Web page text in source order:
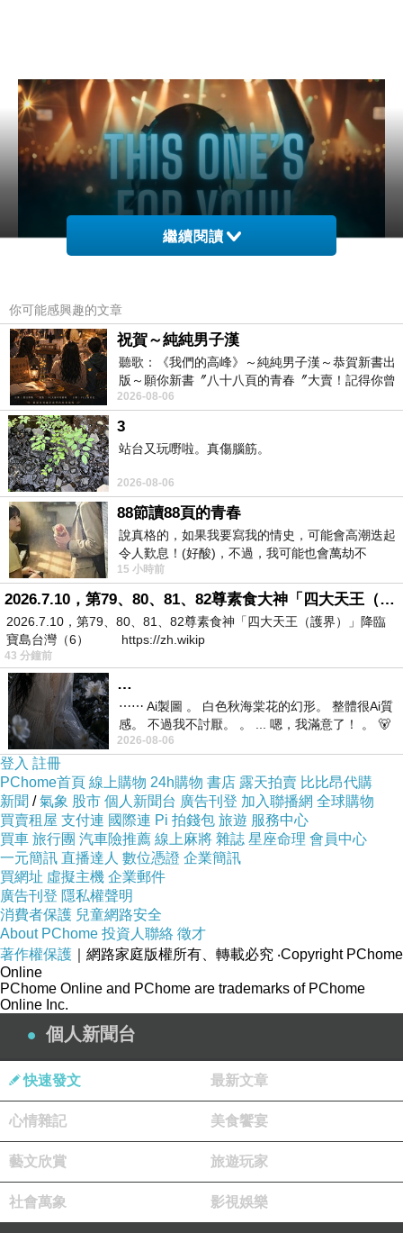
上一篇：聽歌：【鏡の速度】
繼續閱讀
你可能感興趣的文章
祝賀～純純男子漢
聽歌：《我們的高峰》～純純男子漢～恭賀新書出
版～願你新書〞八十八頁的青春〞大賣！記得你曾
經在我的版留言…「好讚的圖^^感覺大家
2026-08-06
3
站台又玩嘢啦。真傷腦筋。
2026-08-06
88節讀88頁的青春
說真格的，如果我要寫我的情史，可能會高潮迭起
令人歎息！(好酸)，不過，我可能也會萬劫不
復...，每天跪鍵盤還是被判了花心的罪
15 小時前
2026.7.10，第79、80、81、82尊素食大神「四大天王（護界）」降臨寶島台灣（6）
2026.7.10，第79、80、81、82尊素食神「四大天王（護界）」降臨
寶島台灣（6） https://zh.wikip
43 分鐘前
…
⋯⋯ Ai製圖 。 白色秋海棠花的幻形。 整體很Ai質
感。 不過我不討厭。 。 ... 嗯，我滿意了！ 。 🐻
昨中
2026-08-06
登入 註冊
PChome首頁 線上購物 24h購物 書店 露天拍賣 比比昂代購
新聞 /氣象 股市 個人新聞台 廣告刊登 加入聯播網 全球購物
買賣租屋 支付連 國際連 Pi 拍錢包 旅遊 服務中心
買車 旅行團 汽車險推薦 線上麻將 雜誌 星座命理 會員中心
一元簡訊 直播達人 數位憑證 企業簡訊
買網址 虛擬主機 企業郵件
廣告刊登 隱私權聲明
消費者保護 兒童網路安全
About PChome 投資人聯絡 徵才
著作權保護 ｜網路家庭版權所有、轉載必究 ‧Copyright PChome
Online
PChome Online and PChome are trademarks of PChome
Online Inc.
個人新聞台
快速發文 最新文章
心情雜記 美食饗宴
藝文欣賞 旅遊玩家
社會萬象 影視娛樂